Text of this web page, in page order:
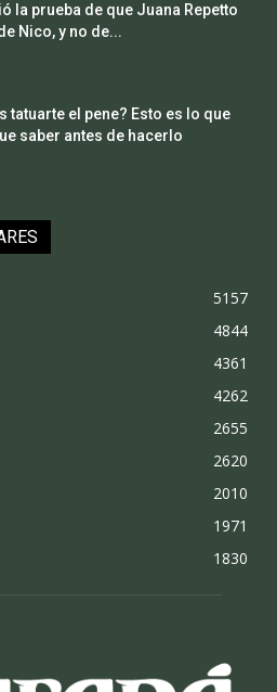
la prueba de que Juana Repetto
Nico, y no de...
tatuarte el pene? Esto es lo que
saber antes de hacerlo
5157
4844
4361
4262
2655
2620
2010
1971
1830